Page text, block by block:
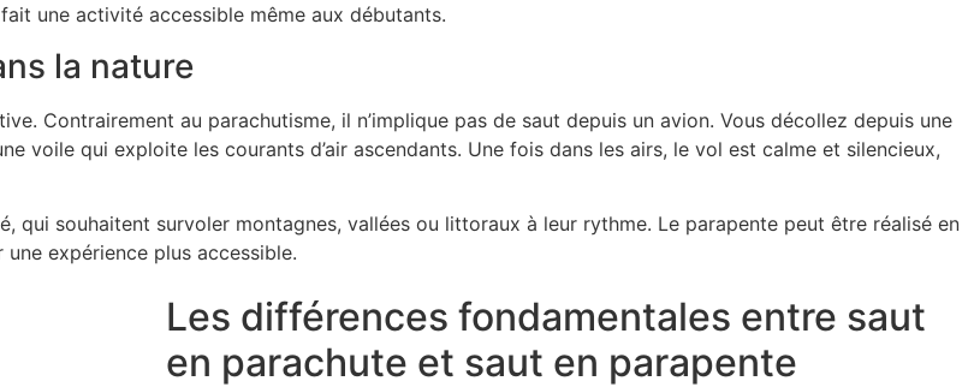
une activité accessible même aux débutants.
la nature
Contrairement au parachutisme, il n’implique pas de saut depuis un avion. Vous décollez depuis une
voile qui exploite les courants d’air ascendants. Une fois dans les airs, le vol est calme et silencieux,
souhaitent survoler montagnes, vallées ou littoraux à leur rythme. Le parapente peut être réalisé en
expérience plus accessible.
Les différences fondamentales entre saut
en parachute et saut en parapente